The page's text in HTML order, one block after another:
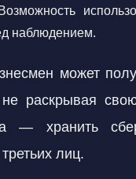
наблюдением.
может
раскрывая
— хранить
лиц.